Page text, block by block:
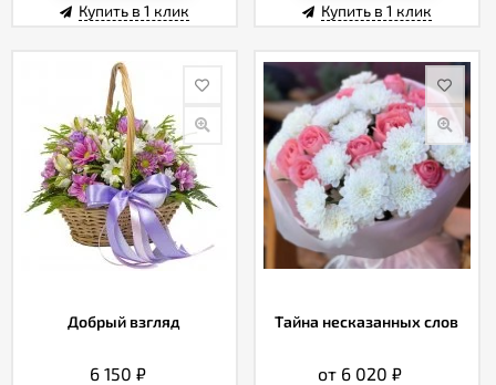
Купить в 1 клик Купить в 1 клик
Добрый взгляд
6 150 ₽
Тайна несказанных слов
от 6 020₽